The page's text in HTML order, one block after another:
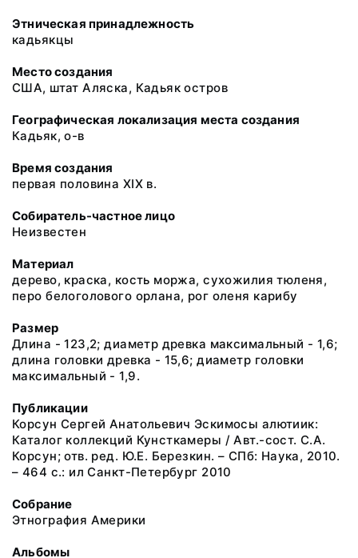
Этническая принадлежность
кадьякцы
Место создания
США, штат Аляска, Кадьяк остров
Географическая локализация места создания
Кадьяк, о-в
Время создания
первая половина XIX в.
Собиратель-частное лицо
Неизвестен
Материал
дерево, краска, кость моржа, сухожилия тюленя,
перо белоголового орлана, рог оленя карибу
Размер
Длина - 123,2; диаметр древка максимальный - 1,6;
длина головки древка - 15,6; диаметр головки
максимальный - 1,9.
Публикации
Корсун Сергей Анатольевич Эскимосы алютиик:
Каталог коллекций Кунсткамеры / Авт.-сост. С.А.
Корсун; отв. ред. Ю.Е. Березкин. – СПб: Наука, 2010.
– 464 с.: ил Санкт-Петербург 2010
Собрание
Этнография Америки
Альбомы